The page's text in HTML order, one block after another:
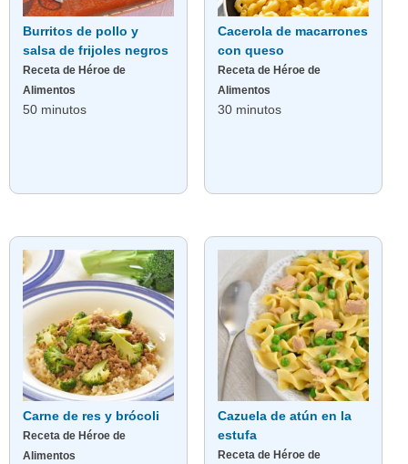
Burritos de pollo y
salsa de frijoles negros
Receta de Héroe de
Alimentos
50 minutos
Cacerola de macarrones
con queso
Receta de Héroe de
Alimentos
30 minutos
Carne de res y brócoli
Receta de Héroe de
Alimentos
Cazuela de atún en la
estufa
Receta de Héroe de